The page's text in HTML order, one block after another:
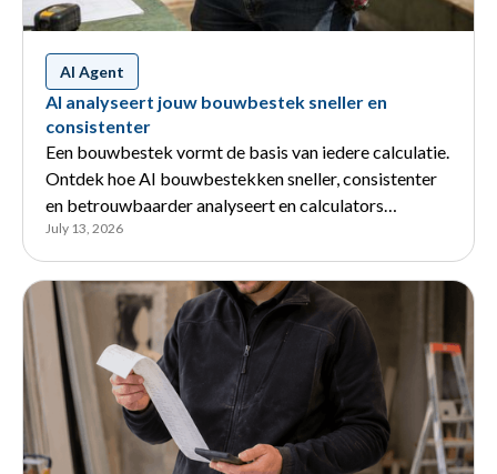
AI Agent
AI analyseert jouw bouwbestek sneller en
consistenter
Een bouwbestek vormt de basis van iedere calculatie.
Ontdek hoe AI bouwbestekken sneller, consistenter
en betrouwbaarder analyseert en calculators
ondersteunt.
July 13, 2026